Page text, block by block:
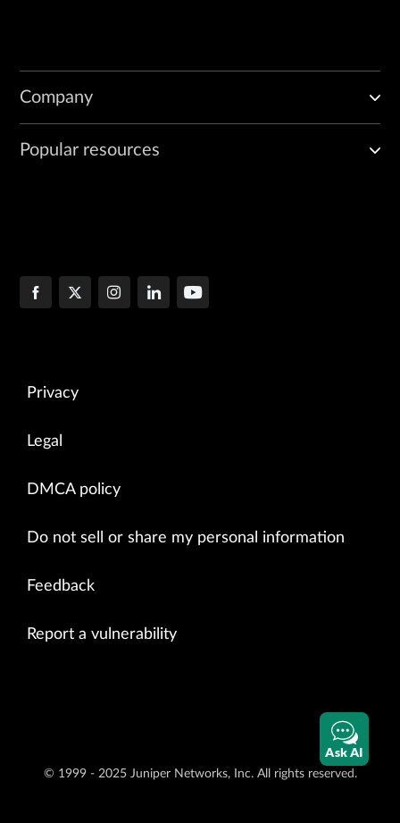
Company
Popular resources
Privacy
Legal
DMCA policy
Do not sell or share my personal information
Feedback
Report a vulnerability
© 1999 - 2025 Juniper Networks, Inc. All rights reserved.
Ask AI